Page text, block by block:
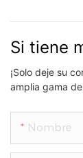
Si tiene
¡Solo deje su
amplia gama
Nombre